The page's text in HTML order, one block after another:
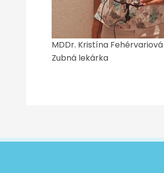
MDDr. Kristína Fehérvariová
Zubná lekárka